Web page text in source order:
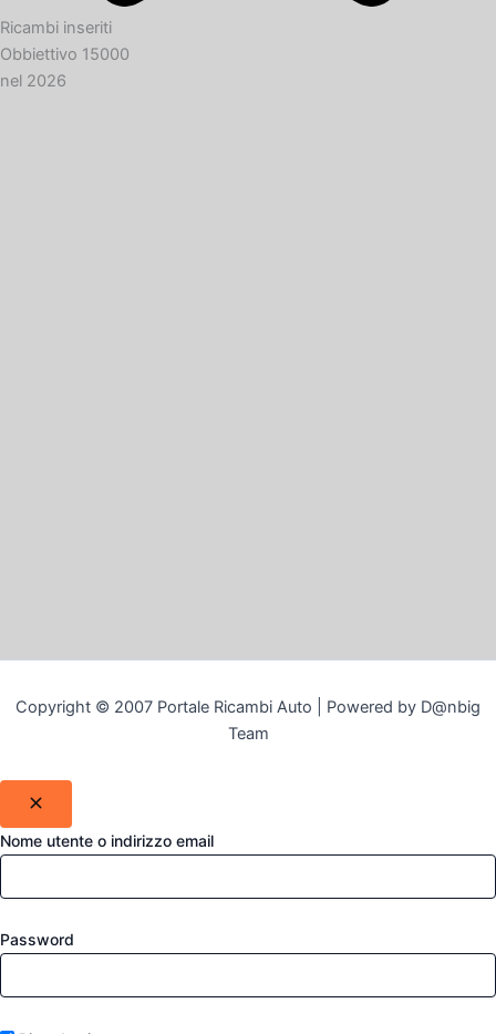
Ricambi inseriti
Obbiettivo 15000
nel 2026
Copyright © 2007 Portale Ricambi Auto | Powered by D@nbig
Team
Nome utente o indirizzo email
Password